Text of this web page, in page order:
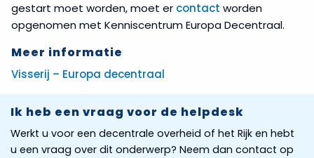
gestart moet worden, moet er contact worden
opgenomen met Kenniscentrum Europa Decentraal.
Meer informatie
Visserij – Europa decentraal
Ik heb een vraag voor de helpdesk
Werkt u voor een decentrale overheid of het Rijk en hebt
u een vraag over dit onderwerp? Neem dan contact op